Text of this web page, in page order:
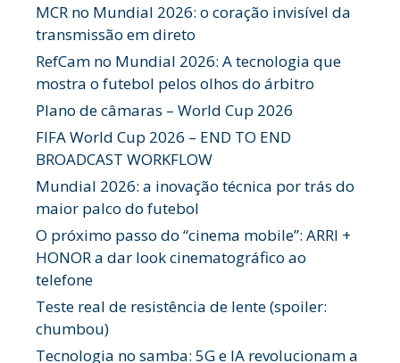
MCR no Mundial 2026: o coração invisível da
transmissão em direto
RefCam no Mundial 2026: A tecnologia que
mostra o futebol pelos olhos do árbitro
Plano de câmaras – World Cup 2026
FIFA World Cup 2026 – END TO END
BROADCAST WORKFLOW
Mundial 2026: a inovação técnica por trás do
maior palco do futebol
O próximo passo do “cinema mobile”: ARRI +
HONOR a dar look cinematográfico ao
telefone
Teste real de resistência de lente (spoiler:
chumbou)
Tecnologia no samba: 5G e IA revolucionam a